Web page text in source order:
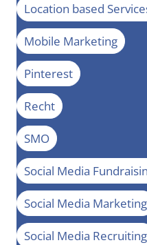
Location based
Mobile Marketing
Pinterest
Recht
SMO
Social Media
Social Media Marketing
Social Media Recruiting